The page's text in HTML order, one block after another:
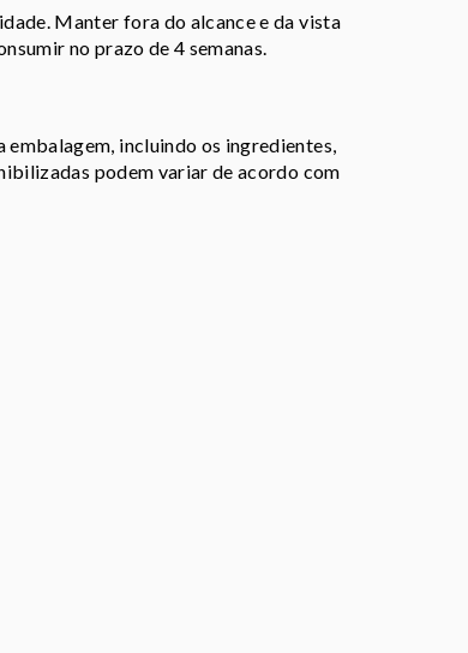
Manter fora do alcance e da vista
no prazo de 4 semanas.
incluindo os ingredientes,
podem variar de acordo com